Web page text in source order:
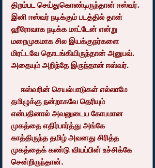
திறம்பட செய்துகொண்டிருந்தான் ஈஸ்வர்.
இனி ஈஸ்வர் நடிக்கும் படத்தில் தான்
ஹீரோவாக நடிக்க மாட்டேன் என்று
மறைமுகமாக சில இயக்குநர்களை
மிரட்டவே தொடங்கியிருந்தான் அனுபவ்.
அதையும் அறிந்தே இருந்தான் ஈஸ்வர்.
தமிழுக்கு நன்றாகவே தெரியும்
என்பதினால் அவனுடைய கோபமான
முகத்தை எதிர்பார்த்து அங்கே
காத்திருந்த தமிழ் அவனது சிரித்த
முகத்தைக் கண்டு வியப்பின் உச்சிக்கே
சென்றிருந்தான்.